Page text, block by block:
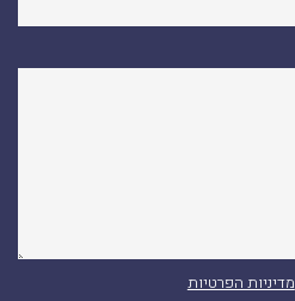
מדיניות הפרטיות